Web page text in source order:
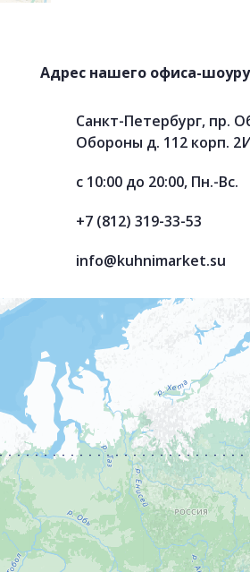
Адрес нашего офиса-
Санкт-Петербург, пр.
Обороны д. 112 корп.
с 10:00 до 20:00, Пн.-Вс.
+7 (812) 319-33-53
info@kuhnimarket.su